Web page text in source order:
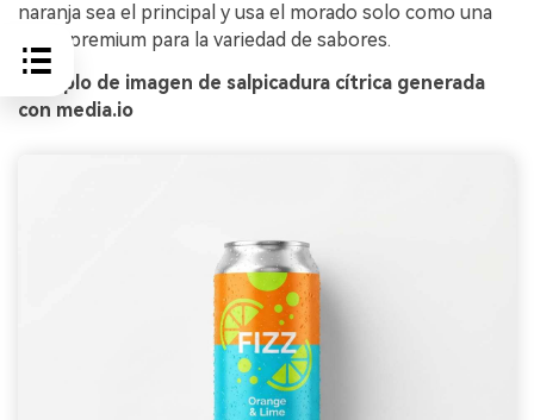
naranja sea el principal y usa el morado solo como una
señal premium para la variedad de sabores.
Ejemplo de imagen de salpicadura cítrica generada
con media.io